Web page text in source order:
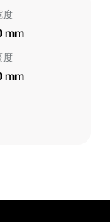
度
mm
度
mm